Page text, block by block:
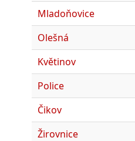
Mladoňovice
Olešná
Květinov
Police
Čikov
Žirovnice